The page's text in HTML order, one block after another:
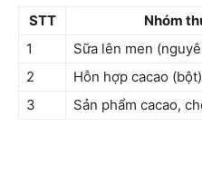
STT Nhóm
1
Sữa lên men
2
Hỗn hợp cacao
3
Sản phẩm cacao,